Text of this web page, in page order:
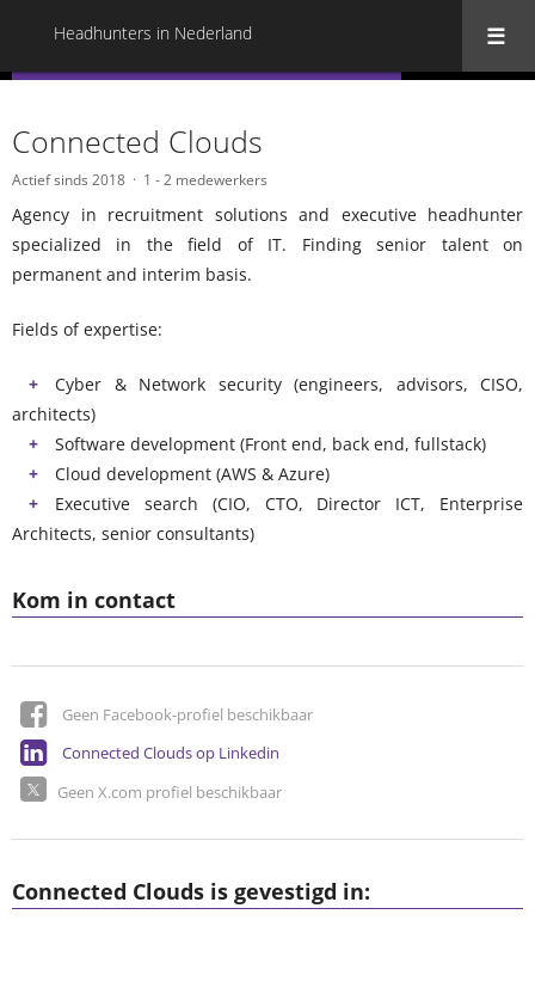
Headhunters in Nederland
Kom in contact
Geen Facebook-profiel beschikbaar
Connected Clouds op Linkedin
Geen X.com profiel beschikbaar
Connected Clouds
Actief sinds 2018 1 - 2 medewerkers
Agency in recruitment solutions and executive headhunter
specialized in the field of IT. Finding senior talent on
permanent and interim basis.
Fields of expertise:
Cyber & Network security (engineers, advisors, CISO,
architects)
Software development (Front end, back end, fullstack)
Cloud development (AWS & Azure)
Executive search (CIO, CTO, Director ICT, Enterprise
Architects, senior consultants)
Connected Clouds is gevestigd in: